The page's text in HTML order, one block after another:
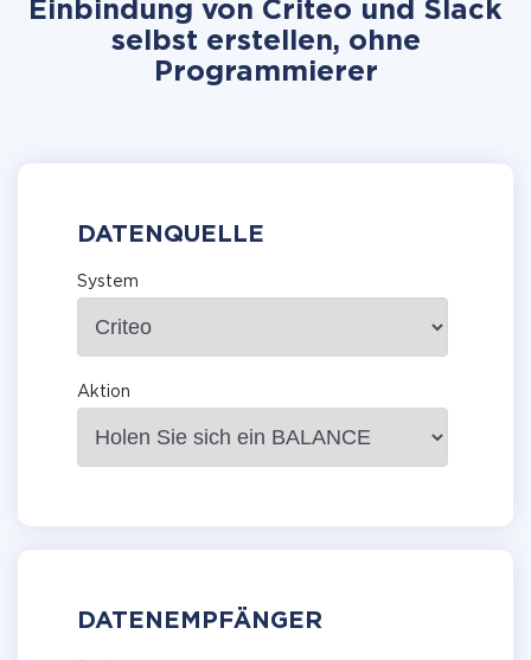
Einbindung von Criteo und Slack
selbst erstellen, ohne
Programmierer
DATENQUELLE
System
Aktion
DATENEMPFÄNGER